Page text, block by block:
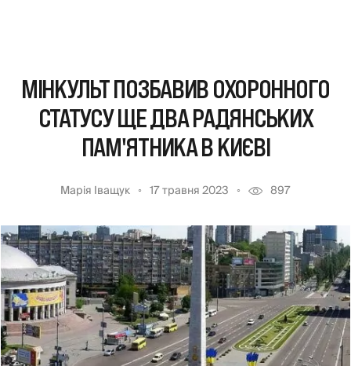
МІНКУЛЬТ ПОЗБАВИВ ОХОРОННОГО
СТАТУСУ ЩЕ ДВА РАДЯНСЬКИХ
ПАМ'ЯТНИКА В КИЄВІ
Марія Іващук 17 травня 2023 897